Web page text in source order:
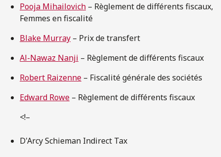
Pooja Mihailovich – Règlement de différents fiscaux,
Femmes en fiscalité
Blake Murray – Prix de transfert
Al-Nawaz Nanji – Règlement de différents fiscaux
Robert Raizenne – Fiscalité générale des sociétés
Edward Rowe – Règlement de différents fiscaux
<!–
D'Arcy Schieman Indirect Tax